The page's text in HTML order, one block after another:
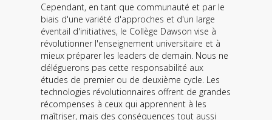
Cependant, en tant que communauté et par le
biais d'une variété d'approches et d'un large
éventail d'initiatives, le Collège Dawson vise à
révolutionner l'enseignement universitaire et à
mieux préparer les leaders de demain. Nous ne
déléguerons pas cette responsabilité aux
études de premier ou de deuxième cycle. Les
technologies révolutionnaires offrent de grandes
récompenses à ceux qui apprennent à les
maîtriser, mais des conséquences tout aussi